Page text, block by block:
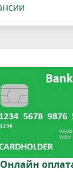
Онлайн